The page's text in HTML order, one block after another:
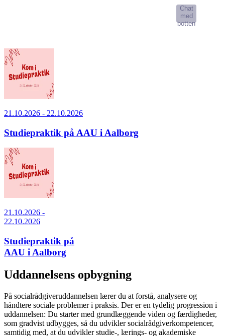
Chat
med
botten
21.10.2026 - 22.10.2026
Studiepraktik på AAU i Aalborg
21.10.2026 -
22.10.2026
Studiepraktik på
AAU i Aalborg
Uddannelsens opbygning
På socialrådgiveruddannelsen lærer du at forstå, analysere og
håndtere sociale problemer i praksis. Der er en tydelig progression i
uddannelsen: Du starter med grundlæggende viden og færdigheder,
som gradvist udbygges, så du udvikler socialrådgiverkompetencer,
samtidig med, at du udvikler studie-, lærings- og akademiske